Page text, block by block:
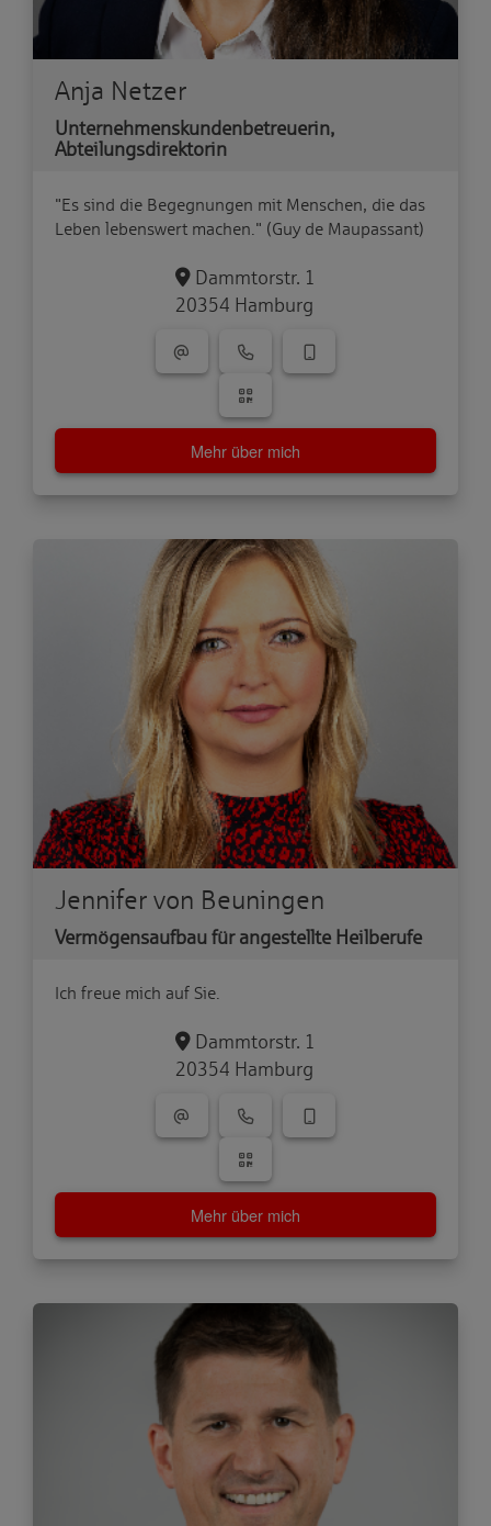
Anja Netzer
Unternehmenskundenbetreuerin,
Abteilungsdirektorin
"Es sind die Begegnungen mit Menschen, die das
Leben lebenswert machen." (Guy de Maupassant)
Dammtorstr. 1
20354 Hamburg
Mehr über mich
Jennifer von Beuningen
Vermögensaufbau für angestellte Heilberufe
Ich freue mich auf Sie.
Dammtorstr. 1
20354 Hamburg
Mehr über mich